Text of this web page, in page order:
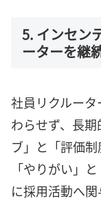
5. インセン
ーターを継
社員リクルー
わらせず、長
ブ」と「評価
「やりがい」
に採用活動へ関